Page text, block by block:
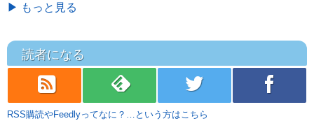
▶ もっと見る
読者になる
rss feedly twitter facebook
RSS購読やFeedlyってなに？…という方はこちら